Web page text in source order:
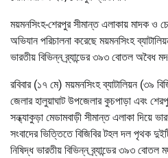
ময়মনসিংহ-শেরপুর সীমান্ত এলাকায় মাদক ও
অভিযান পরিচালনা করেছে ময়মনসিংহ
ভারতীয় বিভিন্ন ব্র্যান্ডের ৩৯৩ বোতল অবৈধ
রবিবার (১৭ মে) ময়মনসিংহ ব্যাটালিয়ন (৩৯
জেলার হালুয়াঘাট উপজেলার কুচপাড়া এবং
সন্ধ্যাকুড়া মেডামবাড়ী সীমান্ত এলাকা দিয়ে
সংবাদের ভিত্তিতে বিজিবির টহল দল পৃথক
নিষিদ্ধ ভারতীয় বিভিন্ন ব্র্যান্ডের ৩৯৩